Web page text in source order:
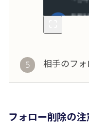
相手のフ
フォロー削除の注